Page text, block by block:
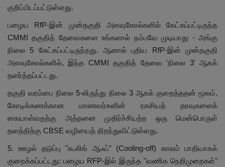
குறிப்பிடப்பட்டுள்ளது.
பழைய RfP-இன் முன்தகுதி அளவுகோல்களில் கேட்கப்பட்டிருந்த
CMMI தகுதித் தேவைகளை உங்களால் நம்பவே முடியாது - அங்கு
நிலை 5 கேட்கப்பட்டிருந்தது. ஆனால் புதிய RfP-இன் முன்தகுதி
அளவுகோல்களில், இந்த CMMI தகுதித் தேவை 'நிலை 3' ஆகக்
தளர்த்தப்பட்டது.
தகுதி வரம்பை நிலை 5-லிருந்து நிலை 3 ஆகக் குறைத்ததன் மூலம்,
கோடிக்கணக்கான மாணவர்களின் ரகசியத் தரவுகளைக்
கையாள்வதற்கு அத்தனை முதிர்ச்சியற்ற ஒரு மென்பொருள்
தளத்திற்கு CBSE வழியைத் திறந்துவிட்டுள்ளது.
5. ஊழல் தடுப்பு "கூலிங் ஆஃப்" (Cooling-off) காலம் பாதியாகக்
குறைக்கப்பட்டது: பழைய RFP-இல் இருந்த "வணிக நெறிமுறைகள்"